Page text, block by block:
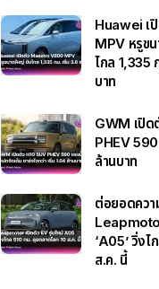
Huawei เ
MPV หรูข
ไกล 1,335
บาท
GWM เปิด
PHEV
ล้านบาท
ต่อยอดควา
‘A05’ วิ่ง
ส.ค. นี้